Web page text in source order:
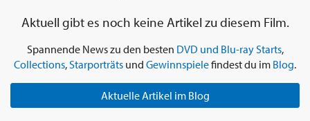
Aktuell gibt es noch keine Artikel zu diesem Film.
Spannende News zu den besten DVD und Blu-ray Starts,
Collections,Starporträts und Gewinnspielefindest du im Blog.
Aktuelle Artikel im Blog